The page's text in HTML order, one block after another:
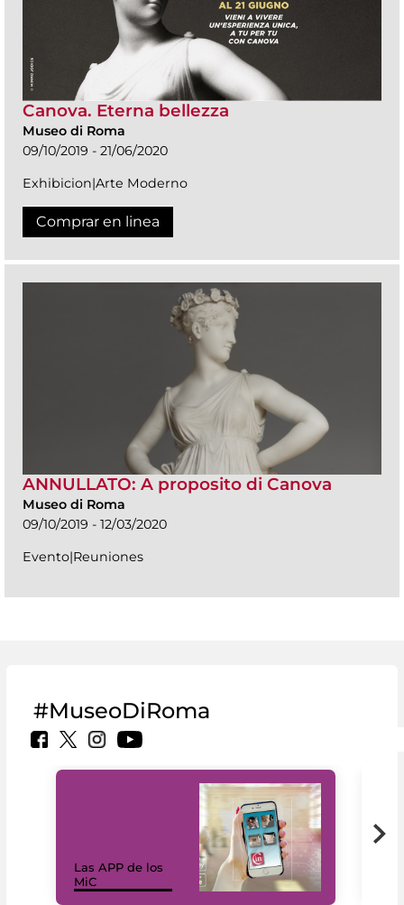
Canova. Eterna bellezza
Museo di Roma
09/10/2019 - 21/06/2020
Exhibicion|Arte Moderno
Comprar en linea
ANNULLATO: A proposito di Canova
Museo di Roma
09/10/2019 - 12/03/2020
Evento|Reuniones
#MuseoDiRoma
Las APP de los
MiC